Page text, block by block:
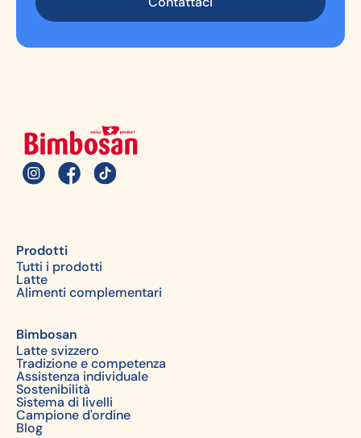
Prodotti
Tutti i prodotti
Latte
Alimenti complementari
Bimbosan
Latte svizzero
Tradizione e competenza
Assistenza individuale
Sostenibilità
Sistema di livelli
Campione d'ordine
Blog